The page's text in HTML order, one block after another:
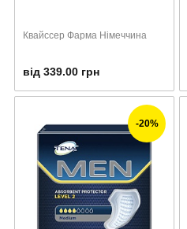
Квайссер Фарма Німеччина
від 339.00 грн
-20%